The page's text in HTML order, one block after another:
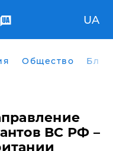
UA
Общество
ВС РФ –